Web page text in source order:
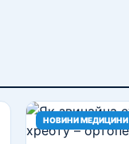
НОВИНИ МЕДИЦИНИ